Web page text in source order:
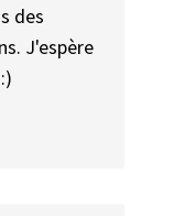
des
J'espère